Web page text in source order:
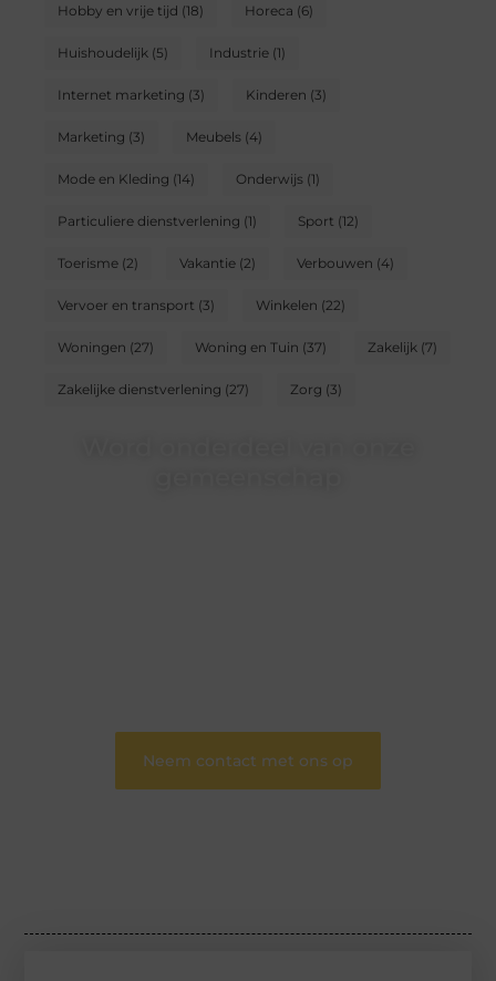
Hobby en vrije tijd (18) Horeca (6)
Huishoudelijk(5) Industrie(1)
Internet marketing (3) Kinderen (3)
Marketing (3) Meubels(4)
Mode en Kleding (14) Onderwijs(1)
Particuliere dienstverlening (1) Sport (12)
Toerisme(2) Vakantie(2) Verbouwen (4)
Vervoer en transport (3) Winkelen (22)
Woningen (27) Woning en Tuin (37) Zakelijk(7)
Zakelijke dienstverlening (27) Zorg (3)
Neem contact met ons op